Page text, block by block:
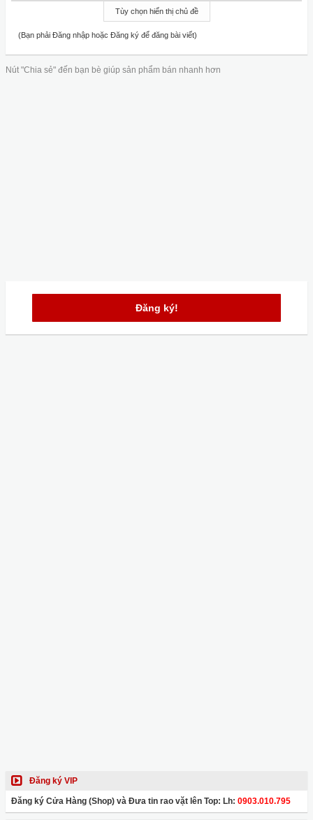
Tùy chọn hiển thị chủ đề
(Bạn phải Đăng nhập hoặc Đăng ký để đăng bài viết)
Nút "Chia sẻ" đến bạn bè giúp sản phẩm bán nhanh hơn
Đăng ký!
Đăng ký VIP
Đăng ký Cửa Hàng (Shop) và Đưa tin rao vặt lên Top: Lh: 0903.010.795